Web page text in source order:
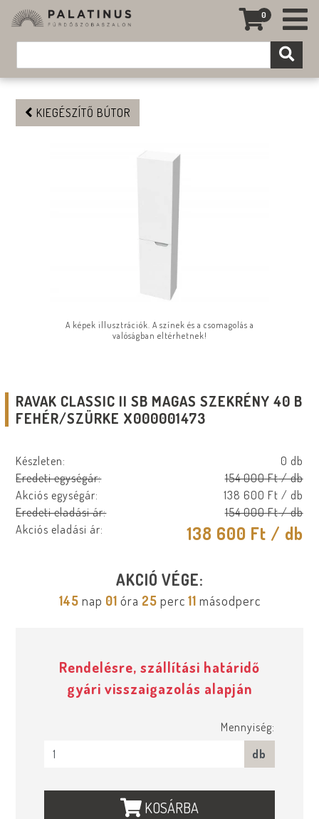
0
KIEGÉSZÍTŐ BÚTOR
A képek illusztrációk. A színek és a csomagolás a
valóságban eltérhetnek!
RAVAK CLASSIC II SB MAGAS SZEKRÉNY 40 B
FEHÉR/SZÜRKE X000001473
Készleten:
0 db
Eredeti egységár:
154 000 Ft/ db
Akciós egységár:
138 600 Ft / db
Eredeti eladási ár:
154 000 Ft/ db
Akciós eladási ár:
138 600 Ft / db
AKCIÓ VÉGE:
145 nap 01 óra 25 perc 11 másodperc
Rendelésre, szállítási határidő
gyári visszaigazolás alapján
Mennyiség:
db
KOSÁRBA